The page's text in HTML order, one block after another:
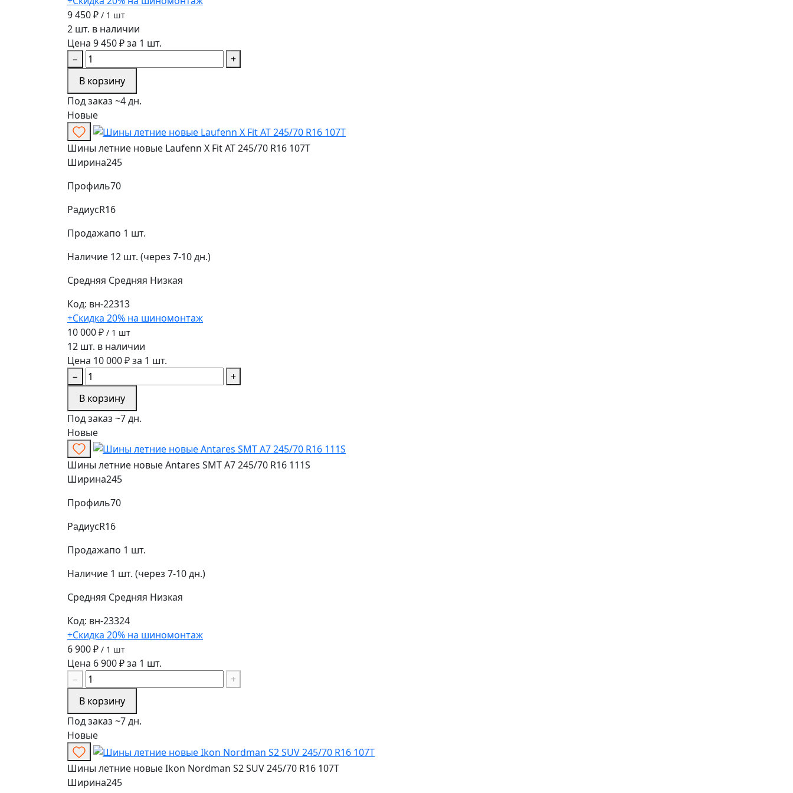
9 450 ₽ / 1 шт
2 шт. в наличии
Цена 9 450 ₽ за 1 шт.
−
+
В корзину
Под заказ ~4 дн.
Новые
Шины летние новые Laufenn X Fit AT 245/70 R16 107T
Ширина245
Профиль70
РадиусR16
Продажапо 1 шт.
Наличие 12 шт. (через 7-10 дн.)
Средняя Средняя Низкая
Код: вн-22313
+Скидка 20% на шиномонтаж
10 000 ₽ / 1 шт
12 шт. в наличии
Цена 10 000 ₽ за 1 шт.
−
+
В корзину
Под заказ ~7 дн.
Новые
Шины летние новые Antares SMT A7 245/70 R16 111S
Ширина245
Профиль70
РадиусR16
Продажапо 1 шт.
Наличие 1 шт. (через 7-10 дн.)
Средняя Средняя Низкая
Код: вн-23324
+Скидка 20% на шиномонтаж
6 900 ₽ / 1 шт
Цена 6 900 ₽ за 1 шт.
−
+
В корзину
Под заказ ~7 дн.
Новые
Шины летние новые Ikon Nordman S2 SUV 245/70 R16 107T
Ширина245